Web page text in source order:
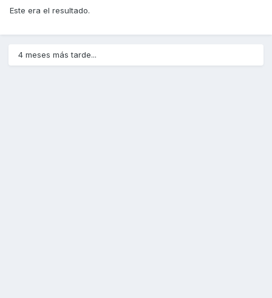
Este era el resultado.
4 meses más tarde...